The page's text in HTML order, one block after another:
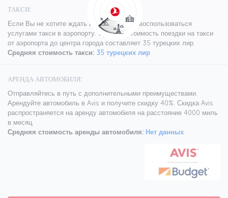
ТАКСИ:
Если Вы не хотите ждать автобус, можно воспользоваться
услугами такси в аэропорту. Средняя стоимость поездки на такси
от аэропорта до центра города составляет 35 турецких лир.
Средняя стоимость такси: 35 турецких лир
АРЕНДА АВТОМОБИЛЯ:
Отправляйтесь в путь с дополнительными преимуществами.
Арендуйте автомобиль в Avis и получите скидку 40%. Скидка Avis
распространяется на аренду автомобиля на расстояние 4000 миль
в месяц.
Средняя стоимость аренды автомобиля: Нет данных